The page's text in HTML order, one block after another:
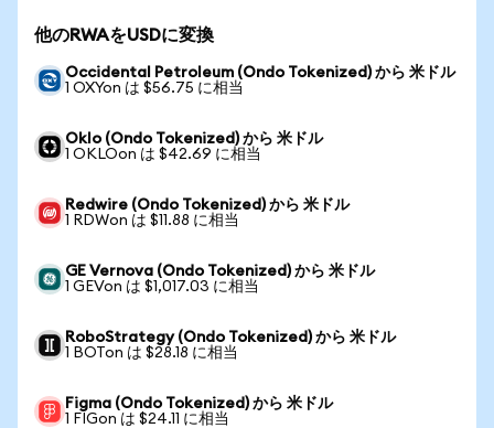
他のRWAをUSDに変換
Occidental Petroleum (Ondo Tokenized) から 米ドル
1 OXYon は $56.75 に相当
Oklo (Ondo Tokenized) から 米ドル
1 OKLOon は $42.69 に相当
Redwire (Ondo Tokenized) から 米ドル
1 RDWon は $11.88 に相当
GE Vernova (Ondo Tokenized) から 米ドル
1 GEVon は $1,017.03 に相当
RoboStrategy (Ondo Tokenized) から 米ドル
1 BOTon は $28.18 に相当
Figma (Ondo Tokenized) から 米ドル
1 FIGon は $24.11 に相当